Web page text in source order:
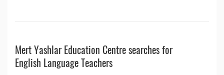
Mert Yashlar Education Centre searches for
English Language Teachers